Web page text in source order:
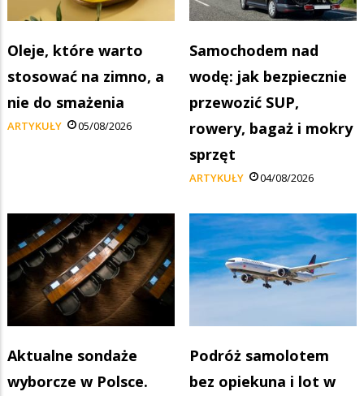
Oleje, które warto
stosować na zimno, a
nie do smażenia
ARTYKUŁY 05/08/2026
Samochodem nad
wodę: jak bezpiecznie
przewozić SUP,
rowery, bagaż i mokry
sprzęt
ARTYKUŁY 04/08/2026
Aktualne sondaże
wyborcze w Polsce.
Podróż samolotem
bez opiekuna i lot w